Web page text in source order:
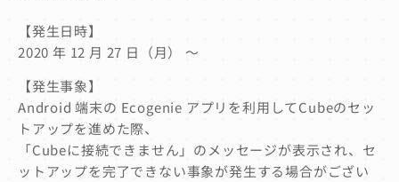
【発生日時】
2020 年 12 月 27 日（月） ～
【発生事象】
Android 端末の Ecogenie アプリを利用してCubeのセッ
トアップを進めた際、
「Cubeに接続できません」のメッセージが表示され、セ
ットアップを完了できない事象が発生する場合がござい